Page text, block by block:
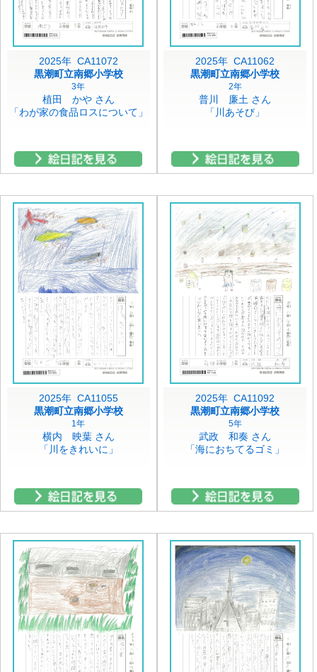
2025年 CA11072
黒潮町立南郷小学校
3年
植田 かや さん
「わが家の食品ロスについて」
2025年 CA11062
黒潮町立南郷小学校
2年
普川 廉土 さん
「川あそび」
2025年 CA11055
黒潮町立南郷小学校
1年
横内 映葉 さん
「川をきれいに」
2025年 CA11092
黒潮町立南郷小学校
5年
武政 和奏 さん
「海におちてるゴミ」